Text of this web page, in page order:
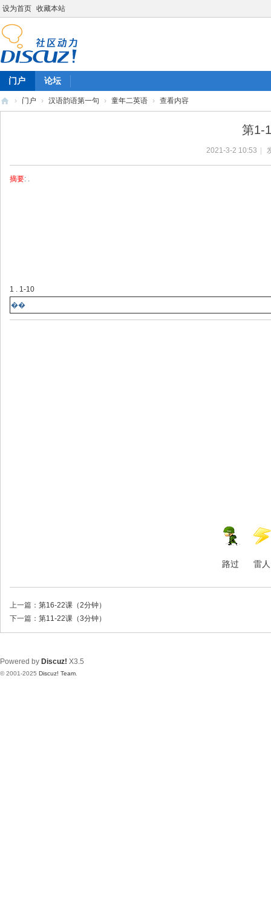
设为首页 收藏本站
门户 论坛
› 门户 › 汉语韵语第一句 › 童年二英语 › 查看内容
第1-
2021-3-2 10:53
摘要: .
1 . 1-10
��
路过 雷人
上一篇： 第16-22课（2分钟）
下一篇： 第11-22课（3分钟）
Powered by Discuz! X3.5
© 2001-2025 Discuz! Team